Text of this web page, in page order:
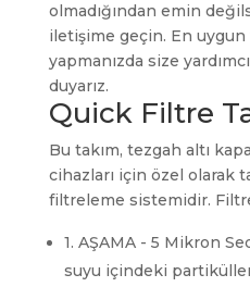
olmadığından emin
iletişime geçin. En
yapmanızda size
duyarız.
Quick Filtre
Bu takım, tezgah altı
cihazları için özel olarak
filtreleme sistemidir.
1. AŞAMA - 5 Mikron
suyu içindeki